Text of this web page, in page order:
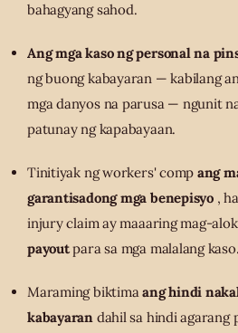
bahagyang sahod.
Ang mga kaso ng personal na
ng buong kabayaran — kabilang
mga danyos na parusa — ngunit
patunay ng kapabayaan.
Tinitiyak ng workers' comp ang
garantisadong mga benepisyo,
injury claim ay maaaring mag-
payoutpara sa mga malalang kaso.
Maraming biktimaang hindi
kabayarandahil sa hindi agarang